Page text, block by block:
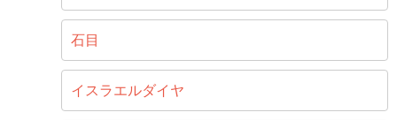
石目
イスラエルダイヤ